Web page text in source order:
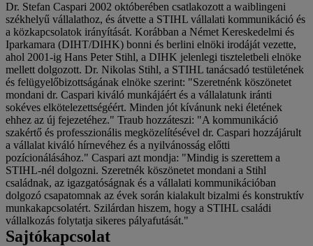
Dr. Stefan Caspari 2002 októberében csatlakozott a waiblingeni
székhelyű vállalathoz, és átvette a STIHL vállalati kommunikáció és
a közkapcsolatok irányítását. Korábban a Német Kereskedelmi és
Iparkamara (DIHT/DIHK) bonni és berlini elnöki irodáját vezette,
ahol 2001-ig Hans Peter Stihl, a DIHK jelenlegi tiszteletbeli elnöke
mellett dolgozott. Dr. Nikolas Stihl, a STIHL tanácsadó testületének
és felügyelőbizottságának elnöke szerint: "Szeretnénk köszönetet
mondani dr. Caspari kiváló munkájáért és a vállalatunk iránti
sokéves elkötelezettségéért. Minden jót kívánunk neki életének
ehhez az új fejezetéhez." Traub hozzáteszi: "A kommunikáció
szakértő és professzionális megközelítésével dr. Caspari hozzájárult
a vállalat kiváló hírnevéhez és a nyilvánosság előtti
pozícionálásához." Caspari azt mondja: "Mindig is szerettem a
STIHL-nél dolgozni. Szeretnék köszönetet mondani a Stihl
családnak, az igazgatóságnak és a vállalati kommunikációban
dolgozó csapatomnak az évek során kialakult bizalmi és konstruktív
munkakapcsolatért. Szilárdan hiszem, hogy a STIHL családi
vállalkozás folytatja sikeres pályafutását."
Sajtókapcsolat